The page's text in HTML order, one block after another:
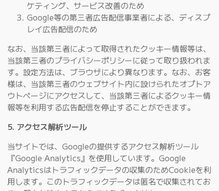
ケティング、サービス改善のため
Google等の第三者広告配信事業者による、ディスプ
レイ広告配信のため
なお、当該第三者によって取得されたクッキー情報等は、
当該第三者のプライバシーポリシーに従って取り扱われま
す。設定方法は、ブラウザにより異なります。なお、お客
様は、当該第三者のウェブサイト内に設けられたオプトア
ウトページにアクセスして、当該第三者によるクッキー情
報等を利用する広告配信を停止することができます。
5. アクセス解析ツール
当サイトでは、Googleの提供するアクセス解析ツール
『Google Analytics』を使用しています。Google
Analyticsはトラフィックデータの収集のためCookieを利
用します。このトラフィックデータは匿名で収集されてお